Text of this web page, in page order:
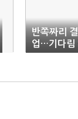
반쪽짜리
업…기다림
십자